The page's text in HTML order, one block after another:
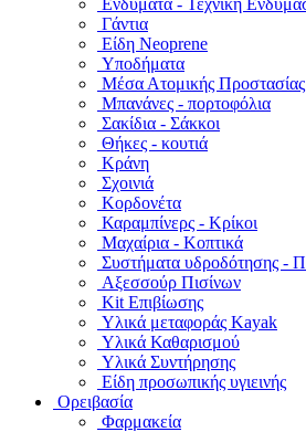
Ενδύματα - Τεχνική
Γάντια
Είδη Neoprene
Υποδήματα
Μέσα Ατομικής Προστασίας
Μπανάνες - πορτοφόλια
Σακίδια - Σάκκοι
Θήκες - κουτιά
Κράνη
Σχοινιά
Κορδονέτα
Καραμπίνερς - Κρίκοι
Μαχαίρια - Κοπτικά
Συστήματα υδροδότησης -
Αξεσσούρ Πισίνων
Kit Επιβίωσης
Υλικά μεταφοράς Kayak
Υλικά Καθαρισμού
Υλικά Συντήρησης
Είδη προσωπικής υγιεινής
Ορειβασία
Φαρμακεία